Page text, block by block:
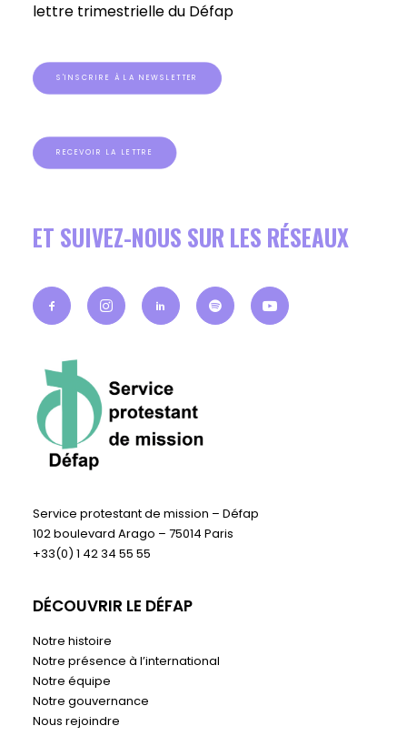
lettre trimestrielle du Défap
S'INSCRIRE À LA NEWSLETTER
RECEVOIR LA LETTRE
ET SUIVEZ-NOUS SUR LES RÉSEAUX
Service protestant de mission – Défap
102 boulevard Arago – 75014 Paris
+33(0) 1 42 34 55 55
DÉCOUVRIR LE DÉFAP
Notre histoire
Notre présence à l’international
Notre équipe
Notre gouvernance
Nous rejoindre